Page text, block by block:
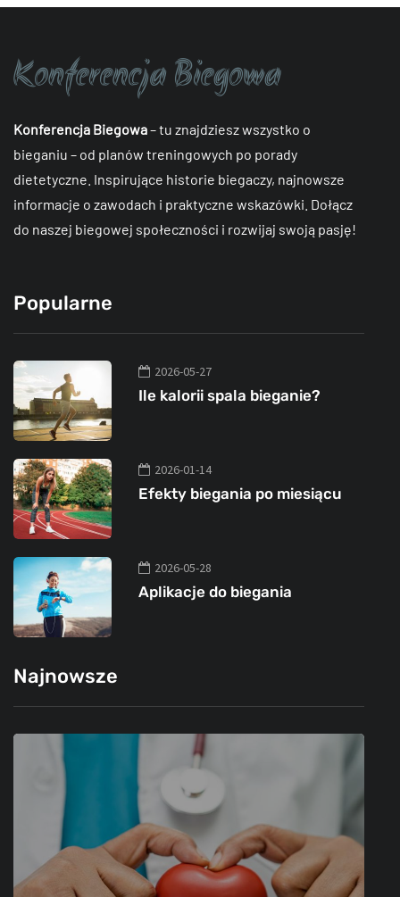
Konferencja Biegowa– tu znajdziesz wszystko o
bieganiu – od planów treningowych po porady
dietetyczne. Inspirujące historie biegaczy, najnowsze
informacje o zawodach i praktyczne wskazówki. Dołącz
do naszej biegowej społeczności i rozwijaj swoją pasję!
Popularne
2026-05-27
Ile kalorii spala bieganie?
2026-01-14
Efekty biegania po miesiącu
2026-05-28
Aplikacje do biegania
Najnowsze